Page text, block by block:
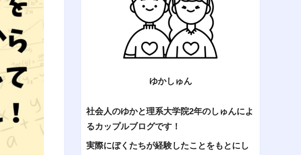
ゆかしゅん
社会人のゆかと理系大学院2年のしゅんによ
るカップルブログです！
実際にぼくたちが経験したことをもとにし